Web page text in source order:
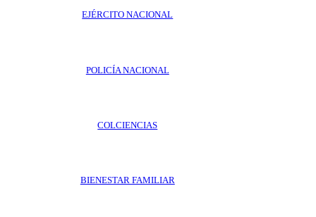
EJÉRCITO NACIONAL
POLICÍA NACIONAL
COLCIENCIAS
BIENESTAR FAMILIAR